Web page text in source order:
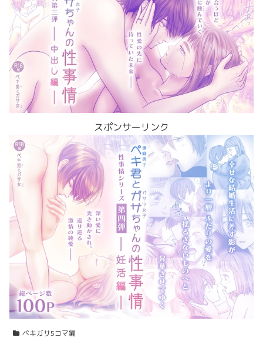
スポンサーリンク
ペキガサ5コマ編